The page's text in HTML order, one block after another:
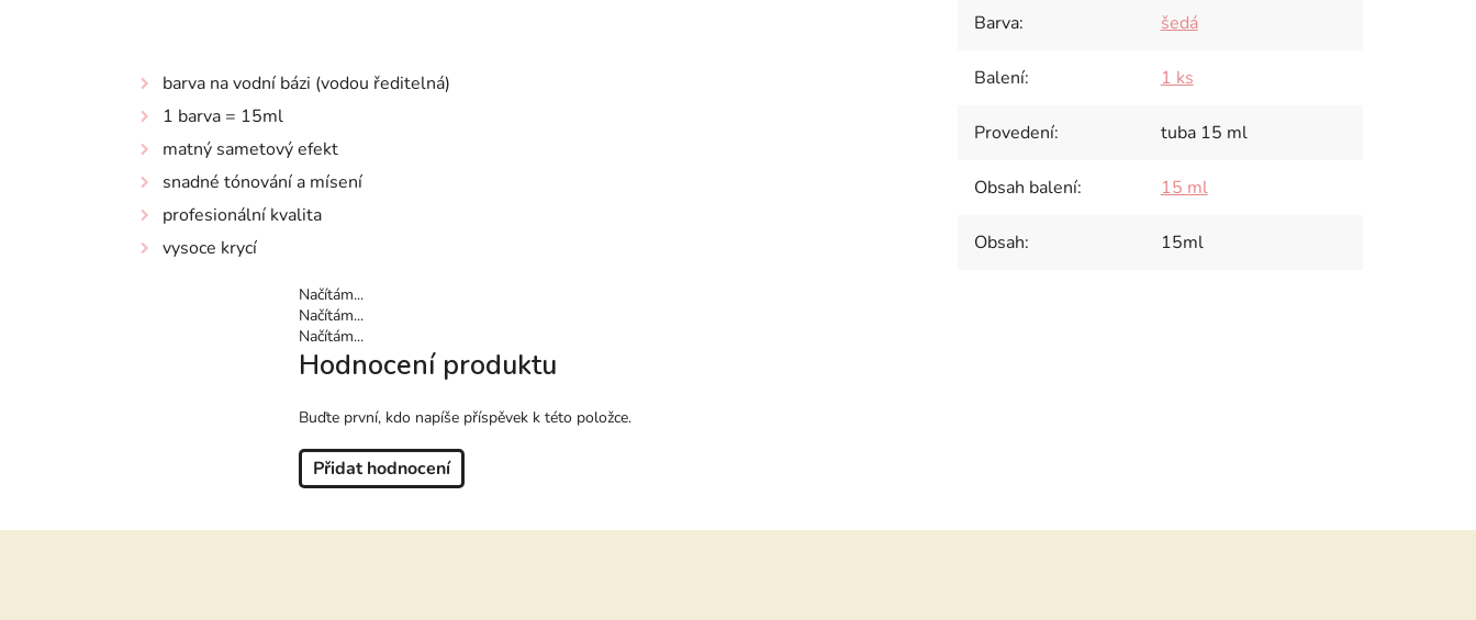
barva na vodní bázi (vodou ředitelná)
1 barva = 15ml
matný sametový efekt
snadné tónování a mísení
profesionální kvalita
vysoce krycí
Barva: šedá
Balení: 1 ks
Provedení: tuba 15 ml
Obsah balení: 15 ml
Obsah: 15ml
Načítám...
Načítám...
Načítám...
Hodnocení produktu
Buďte první, kdo napíše příspěvek k této položce.
Přidat hodnocení